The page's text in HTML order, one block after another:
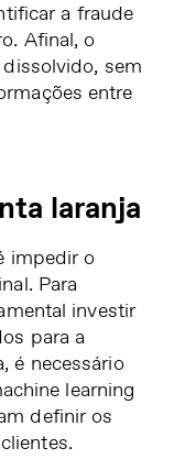
a fraude
Afinal, o
sem
entre
laranja
impedir o
Para
investir
para a
é necessário
learning
definir os